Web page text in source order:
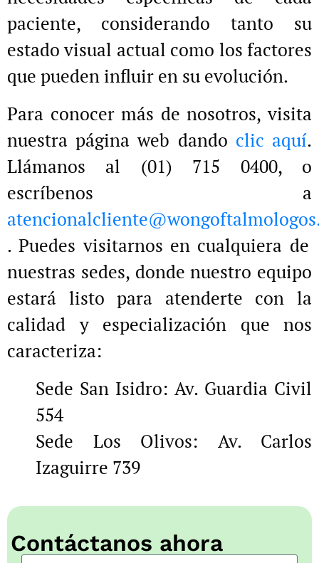
paciente, considerando tanto su
estado visual actual como los factores
que pueden influir en su evolución.
Para conocer más de nosotros, visita
nuestra página web dando clic aquí.
Llámanos al (01) 715 0400, o
escríbenos a
. Puedes visitarnos en cualquiera de
nuestras sedes, donde nuestro equipo
estará listo para atenderte con la
calidad y especialización que nos
caracteriza:
Sede San Isidro: Av. Guardia Civil
554
Sede Los Olivos: Av. Carlos
Izaguirre 739
Contáctanos ahora